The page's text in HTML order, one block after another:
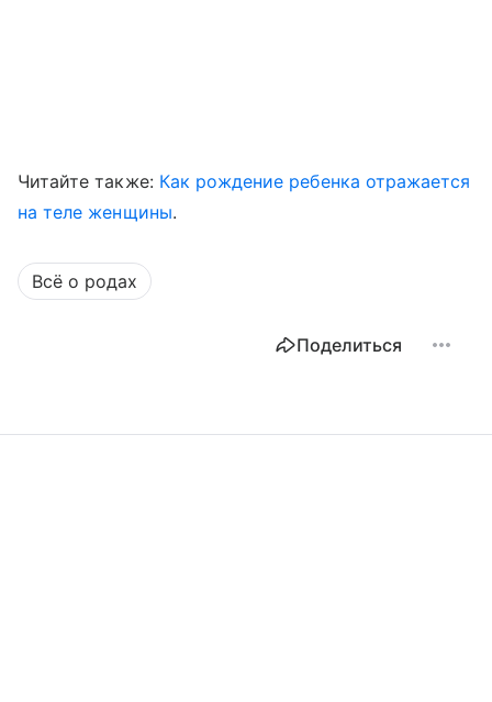
Читайте также: Как рождение ребенка отражается
на теле женщины.
Всё о родах
Поделиться